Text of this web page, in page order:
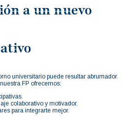
a un nuevo
universitario puede resultar abrumador.
FP ofrecemos:
colaborativo y motivador.
para integrarte mejor.